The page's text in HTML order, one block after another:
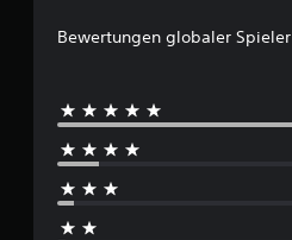
Bewertungen globaler Spieler